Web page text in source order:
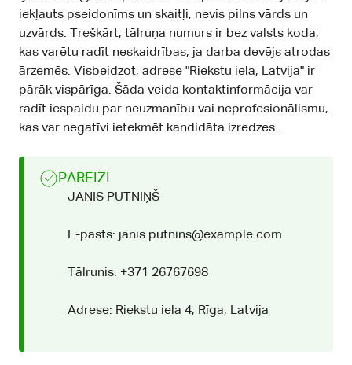
iekļauts pseidonīms un skaitļi, nevis pilns vārds un
uzvārds. Treškārt, tālruņa numurs ir bez valsts koda,
kas varētu radīt neskaidrības, ja darba devējs atrodas
ārzemēs. Visbeidzot, adrese "Riekstu iela, Latvija" ir
pārāk vispārīga. Šāda veida kontaktinformācija var
radīt iespaidu par neuzmanību vai neprofesionālismu,
kas var negatīvi ietekmēt kandidāta izredzes.
PAREIZI
JĀNIS PUTNIŅŠ
E-pasts: janis.putnins@example.com
Tālrunis: +371 26767698
Adrese: Riekstu iela 4, Rīga, Latvija